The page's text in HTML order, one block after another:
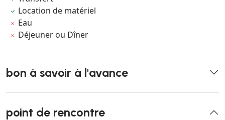
Location de matériel
Eau
Déjeuner ou Dîner
bon à savoir à l'avance
point de rencontre